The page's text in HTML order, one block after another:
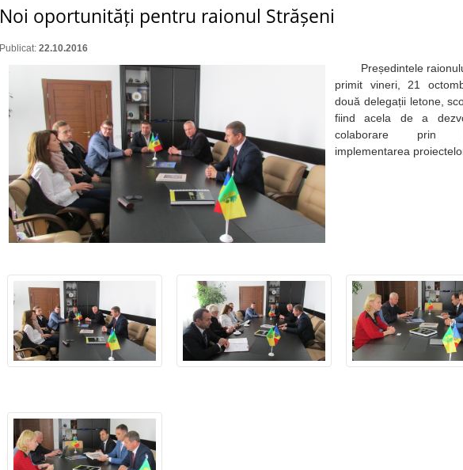
Noi oportunități pentru raionul Strășeni
Publicat: 22.10.2016
Președintele
primit vineri, 21
două delegații letone,
fiind acela de a
colaborare prin
implementarea